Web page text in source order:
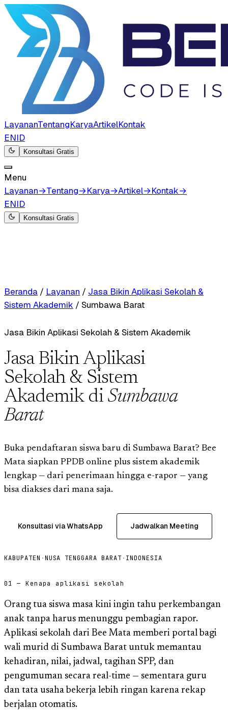
LayananTentangKaryaArtikelKontak
ENID
Konsultasi Gratis
Menu
Layanan→Tentang→Karya→Artikel→Kontak→
ENID
Konsultasi Gratis
Beranda / Layanan / Jasa Bikin Aplikasi Sekolah &
Sistem Akademik / Sumbawa Barat
Jasa Bikin Aplikasi Sekolah & Sistem Akademik
Jasa Bikin Aplikasi
Sekolah & Sistem
Akademik di Sumbawa
Barat
Buka pendaftaran siswa baru di Sumbawa Barat? Bee
Mata siapkan PPDB online plus sistem akademik
lengkap — dari penerimaan hingga e-rapor — yang
bisa diakses dari mana saja.
Konsultasi via WhatsApp Jadwalkan Meeting
KABUPATEN ·NUSA TENGGARA BARAT · INDONESIA
01 — Kenapa aplikasi sekolah
Orang tua siswa masa kini ingin tahu perkembangan
anak tanpa harus menunggu pembagian rapor.
Aplikasi sekolah dari Bee Mata memberi portal bagi
wali murid di Sumbawa Barat untuk memantau
kehadiran, nilai, jadwal, tagihan SPP, dan
pengumuman secara real-time — sementara guru
dan tata usaha bekerja lebih ringan karena rekap
berjalan otomatis.